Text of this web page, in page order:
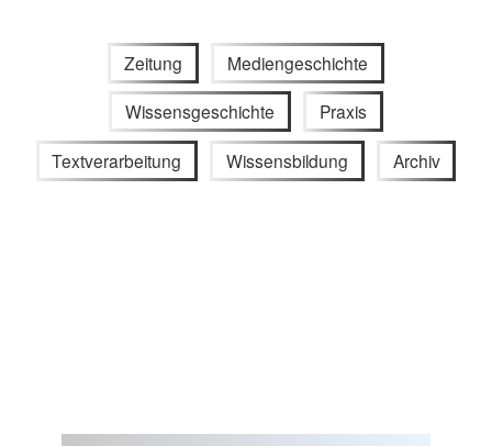
Zeitung Mediengeschichte
Wissensgeschichte Praxis
Textverarbeitung Wissensbildung Archiv